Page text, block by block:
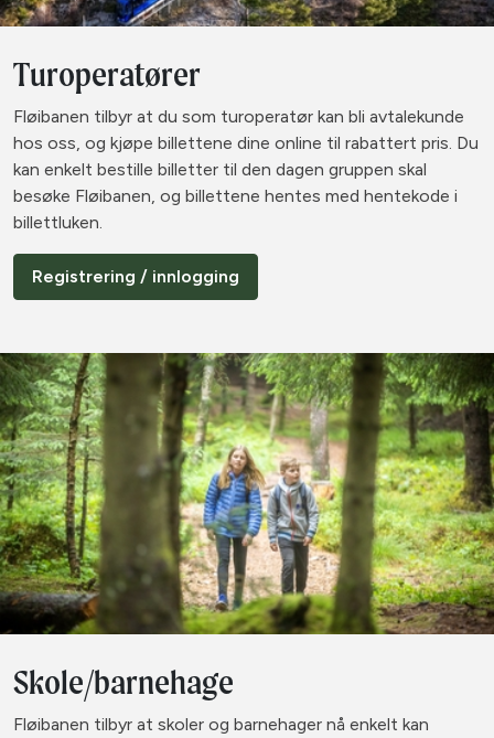
Turoperatører
Fløibanen tilbyr at du som turoperatør kan bli avtalekunde
hos oss, og kjøpe billettene dine online til rabattert pris. Du
kan enkelt bestille billetter til den dagen gruppen skal
besøke Fløibanen, og billettene hentes med hentekode i
billettluken.
Registrering / innlogging
Skole/barnehage
Fløibanen tilbyr at skoler og barnehager nå enkelt kan